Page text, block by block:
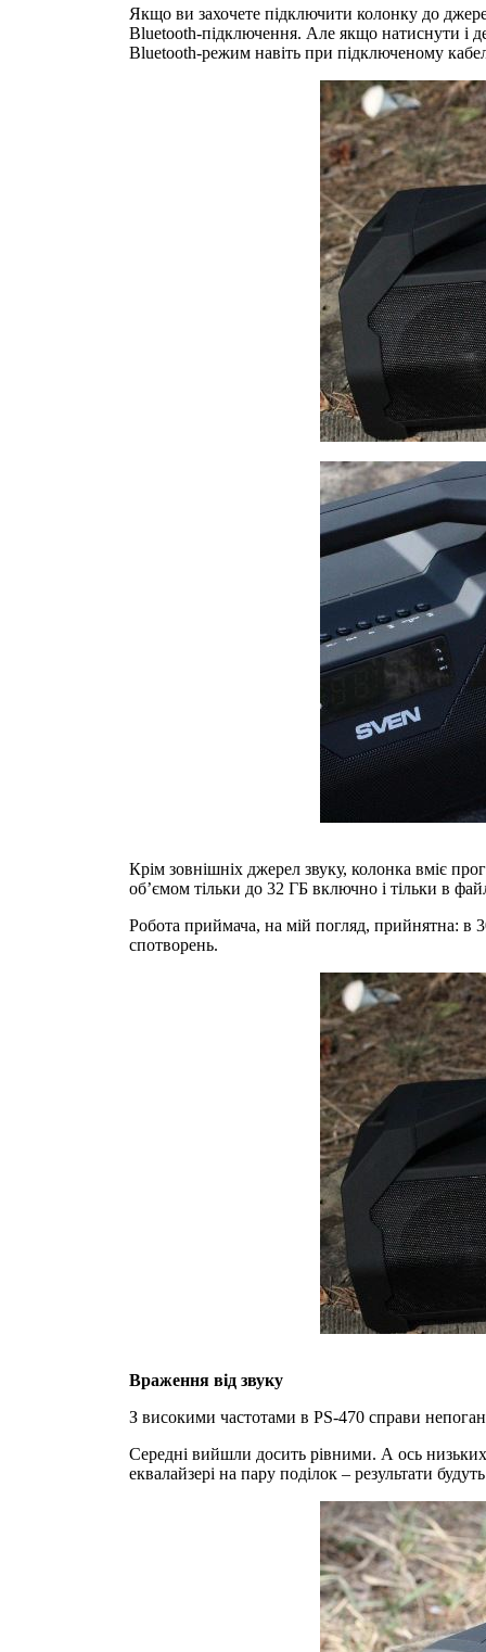
Якщо ви захочете підключити колонку до
Bluetooth-підключення. Але якщо натиснути і
Bluetooth-режим навіть при підключеному
Крім зовнішніх джерел звуку, колонка вміє
об’ємом тільки до 32 ГБ включно і тільки в
Робота приймача, на мій погляд, прийнятна: в
спотворень.
Враження від звуку
З високими частотами в PS-470 справи
Середні вийшли досить рівними. А ось
еквалайзері на пару поділок – результати